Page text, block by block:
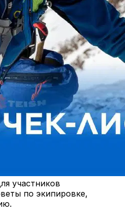
участников
по экипировке,